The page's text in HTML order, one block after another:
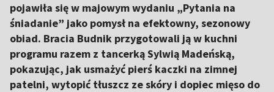
pojawiła się w majowym wydaniu „Pytania na
śniadanie” jako pomysł na efektowny, sezonowy
obiad. Bracia Budnik przygotowali ją w kuchni
programu razem z tancerką Sylwią Madeńską,
pokazując, jak usmażyć pierś kaczki na zimnej
patelni, wytopić tłuszcz ze skóry i dopiec mięso do